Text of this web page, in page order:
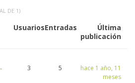
DE 1)
UsuariosEntradas
Última
publicación
3 5
hace 1 año, 11
meses